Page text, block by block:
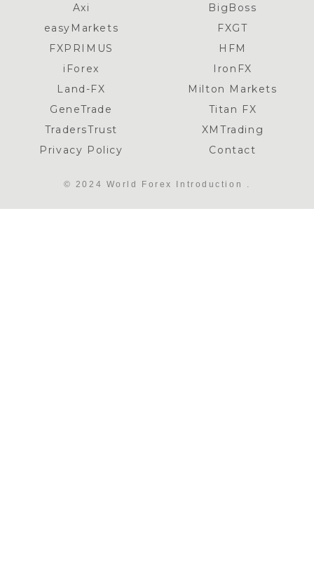
Axi
BigBoss
easyMarkets
FXGT
FXPRIMUS
HFM
iForex
IronFX
Land-FX
Milton Markets
GeneTrade
Titan FX
TradersTrust
XMTrading
Privacy Policy
Contact
© 2024 World Forex Introduction .